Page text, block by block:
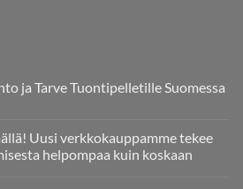
ja Tarve Tuontipelletille Suomessa
Uusi verkkokauppamme tekee
helpompaa kuin koskaan